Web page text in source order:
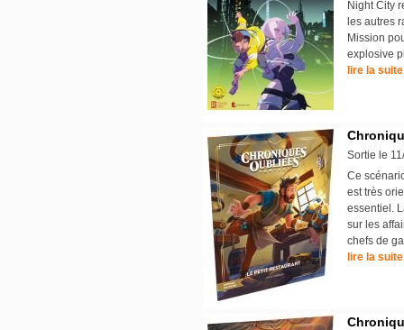
Night City
les autres
Mission
explosive
lire la suite
Sortie le
Ce
est très
essentiel.
sur les
chefs de
lire la suite